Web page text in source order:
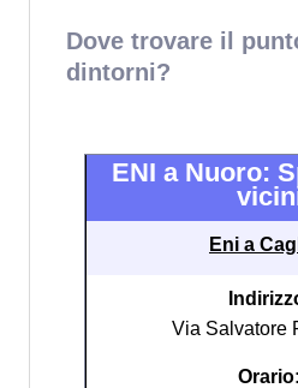
Dove trovare il
dintorni?
ENI a Nuoro:
Eni a
Via Salvatore
Orario: